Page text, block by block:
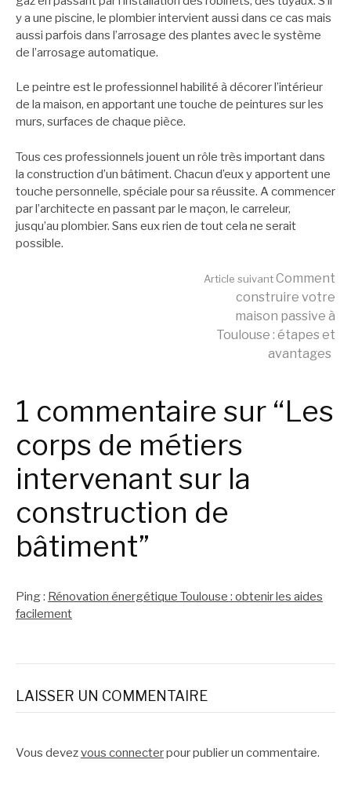
y a une piscine, le plombier intervient aussi dans ce cas mais
aussi parfois dans l’arrosage des plantes avec le système
de l’arrosage automatique.
Le peintre est le professionnel habilité à décorer l’intérieur
de la maison, en apportant une touche de peintures sur les
murs, surfaces de chaque pièce.
Tous ces professionnels jouent un rôle très important dans
la construction d’un bâtiment. Chacun d’eux y apportent une
touche personnelle, spéciale pour sa réussite. A commencer
par l’architecte en passant par le maçon, le carreleur,
jusqu’au plombier. Sans eux rien de tout cela ne serait
possible.
suite
Article suivantComment
construire votre
maison passive à
Toulouse : étapes et
avantages
1 commentaire sur “Les
corps de métiers
intervenant sur la
construction de
bâtiment”
Ping : Rénovation énergétique Toulouse : obtenir les aides
facilement
LAISSER UN COMMENTAIRE
Vous devezvous connecterpour publier un commentaire.